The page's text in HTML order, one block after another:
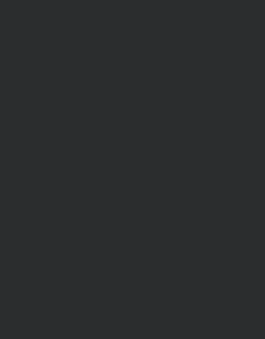
鵝肉鮮甜又嫩 青菜非常好吃 很推薦大
境也很乾凈
過這間店真的是你的損失 老闆娘一個人
個孩子跟阿公阿嬤 三十幾年的口碑相傳
點 皇帝菜也很好吃 後悔怎麼不空著肚